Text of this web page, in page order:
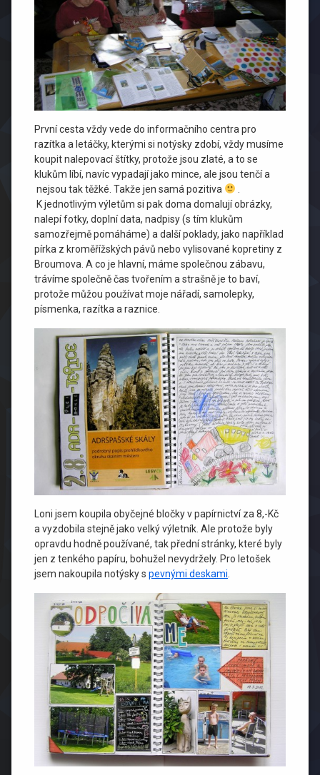
První cesta vždy vede do informačního centra pro
razítka a letáčky, kterými si notýsky zdobí, vždy musíme
koupit nalepovací štítky, protože jsou zlaté, a to se
klukům líbí, navíc vypadají jako mince, ale jsou tenčí a
nejsou tak těžké. Takže jen samá pozitiva
K jednotlivým výletům si pak doma domalují obrázky,
nalepí fotky, doplní data, nadpisy (s tím klukům
samozřejmě pomáháme) a další poklady, jako například
pírka z kroměřížských pávů nebo vylisované kopretiny z
Broumova. A co je hlavní, máme společnou zábavu,
trávíme společně čas tvořením a strašně je to baví,
protože můžou používat moje nářadí, samolepky,
písmenka, razítka a raznice.
Loni jsem koupila obyčejné bločky v papírnictví za 8,-Kč
a vyzdobila stejně jako velký výletník. Ale protože byly
opravdu hodně používané, tak přední stránky, které byly
jen z tenkého papíru, bohužel nevydržely. Pro letošek
jsem nakoupila notýsky s pevnými deskami